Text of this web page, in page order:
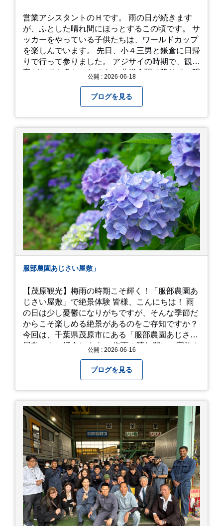
営業アシスタントのＨです。 雨の日が続きます
が、ふとした晴れ間にほっとするこの頃です。 サ
ッカーをやっている子供たちは、ワールドカップ
を楽しんでいます。 先日、小４三男と鎌倉に日帰
りで行って参りました。 アジサイの時期で、観光
客がとても多かったです。 北鎌倉駅で降りて、明
器を購入⇒お昼ご飯⇒鶴岡八幡宮⇒江ノ電で大仏
へ。 江ノ島は時間切れで断念！ 明月院のアジサ
イは白にフチが紫のが特に素敵だと思いました。
中１次男が小学校の修学旅行で鎌倉に行った時に
お昼を食べてお勧めという「玉子焼おざわ」のだ
し巻き卵はとてもおいしかったです。 鶴岡八幡宮
のハスは時期が早かったですが、来月は見事だろ
うなぁ。 それでは、皆さん、梅雨冷えの日もござ
いますが、お元気でお過ごし下さい。
公開 : 2026-06-18
ブログを見る
服部農園あじさい屋敷」
【茂原観光】梅雨の時期こそ輝く！「服部農園あ
じさい屋敷」で絶景体験 皆様、こんにちは！ 雨
の日は少し憂鬱になりがちですが、そんな季節だ
からこそ楽しめる絶景があるのをご存知ですか？
今回は、千葉県茂原市にある「服部農園あじさい
屋敷」をご紹介します。 梅雨の晴れ間に、家族や
め尽くす「あじさい」 服部農園あじさい屋敷の魅
力は、なんといってもそのスケール感。約18,000
平方メートルの広大な敷地に、なんと250種類以
上・約20,000株ものアジサイが植えられていま
す。 山肌を埋め尽くすように咲き誇るブルー、ピ
ンク、紫のアジサイは圧巻の一言。 歩道が整備さ
れているので、アジサイの中に囲まれるような感
覚で散策を楽しめます。 写真好きにはたまらない
「フォトジェニック」な景色 あじさい屋敷は、ど
こを切り取っても絵になる場所ばかり。 高い場所
からの眺望: 敷地が高い位置にあるため、あじさ
い越しに広がる茂原の景色を一望できます。 小道
での撮影: アジサイの小道を歩いている後ろ姿
は、とても幻想的で素敵な写真になりますよ。 梅
公開 : 2026-06-16
ブログを見る